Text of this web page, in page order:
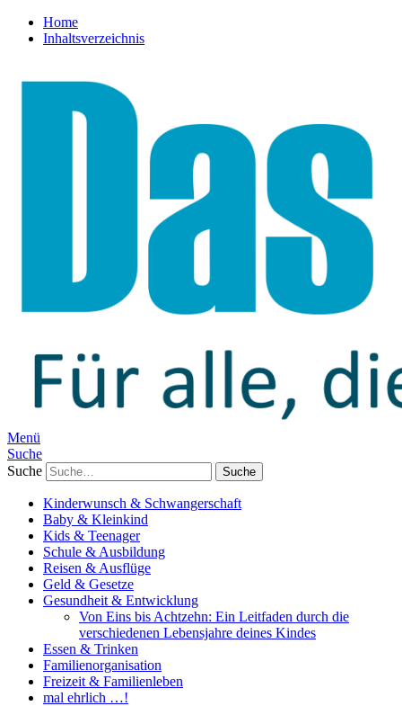
Home
Inhaltsverzeichnis
Menü
Suche
Suche
Kinderwunsch & Schwangerschaft
Baby & Kleinkind
Kids & Teenager
Schule & Ausbildung
Reisen & Ausflüge
Geld & Gesetze
Gesundheit & Entwicklung
Von Eins bis Achtzehn: Ein Leitfaden durch die
verschiedenen Lebensjahre deines Kindes
Essen & Trinken
Familienorganisation
Freizeit & Familienleben
mal ehrlich …!